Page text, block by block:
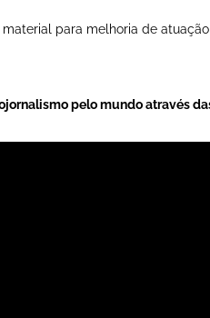
material para melhoria de
pelo mundo através